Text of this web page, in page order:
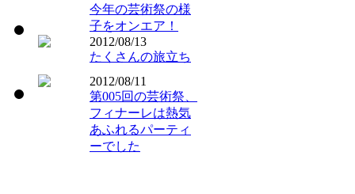
今年の芸術祭の様
子をオンエア！
2012/08/13
たくさんの旅立ち
2012/08/11
第005回の芸術祭、
フィナーレは熱気
あふれるパーティ
ーでした